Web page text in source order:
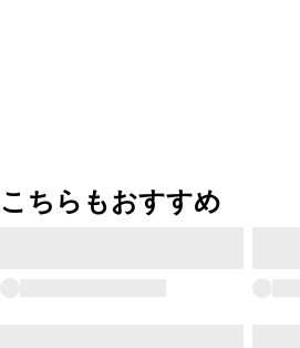
こちらもおすすめ